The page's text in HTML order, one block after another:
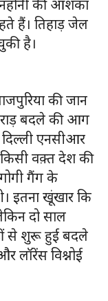
की आशंका
हैं। तिहाड़ जेल
है।
की जान
बदले की आग
दिल्ली एनसीआर
वक़्त देश की
गैंग के
इतना खूंखार कि
दो साल
से शुरू हुई बदले
लॉरेंस विश्नोई